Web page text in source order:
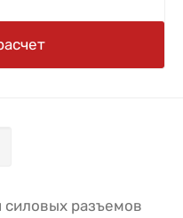
силовых разъемов